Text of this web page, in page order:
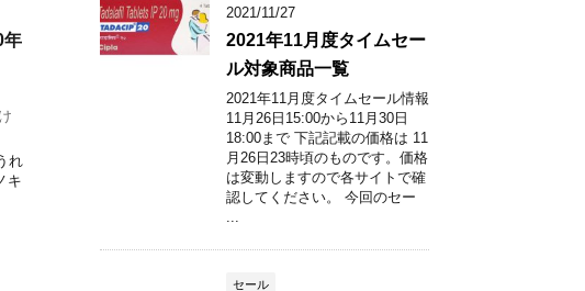
年
れ
キ
2021/11/27
2021年11月度タイムセー
ル対象商品一覧
2021年11月度タイムセール情報
11月26日15:00から11月30日
18:00まで 下記記載の価格は 11
月26日23時頃のものです。価格
は変動しますので各サイトで確
認してください。 今回のセー
...
セール